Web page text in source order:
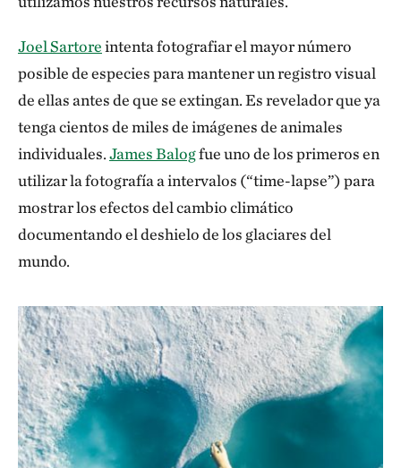
Joel Sartoreintenta fotografiar el mayor número
posible de especies para mantener un registro visual
de ellas antes de que se extingan. Es revelador que ya
tenga cientos de miles de imágenes de animales
individuales.James Balogfue uno de los primeros en
utilizar la fotografía a intervalos (“time-lapse”) para
mostrar los efectos del cambio climático
documentando el deshielo de los glaciares del
mundo.